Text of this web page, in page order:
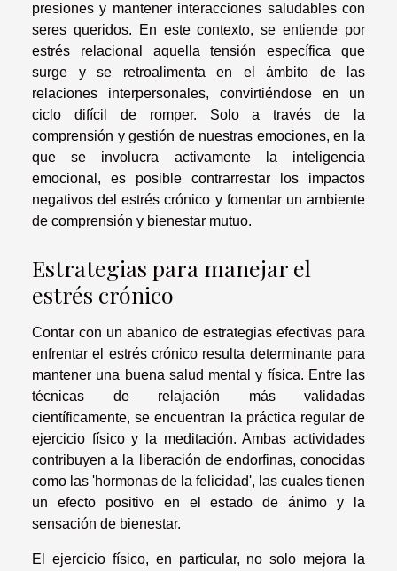
presiones y mantener interacciones saludables con
seres queridos. En este contexto, se entiende por
estrés relacional aquella tensión específica que
surge y se retroalimenta en el ámbito de las
relaciones interpersonales, convirtiéndose en un
ciclo difícil de romper. Solo a través de la
comprensión y gestión de nuestras emociones, en la
que se involucra activamente la inteligencia
emocional, es posible contrarrestar los impactos
negativos del estrés crónico y fomentar un ambiente
de comprensión y bienestar mutuo.
Estrategias para manejar el
estrés crónico
Contar con un abanico de estrategias efectivas para
enfrentar el estrés crónico resulta determinante para
mantener una buena salud mental y física. Entre las
técnicas de relajación más validadas
científicamente, se encuentran la práctica regular de
ejercicio físico y la meditación. Ambas actividades
contribuyen a la liberación de endorfinas, conocidas
como las 'hormonas de la felicidad', las cuales tienen
un efecto positivo en el estado de ánimo y la
sensación de bienestar.
El ejercicio físico, en particular, no solo mejora la